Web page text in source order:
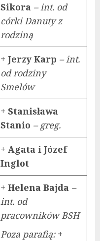
Sikora – int. od
córki Danuty z
rodziną
+ Jerzy Karp – int.
od rodziny
Smelów
+ Stanisława
Stanio – greg.
+ Agata i Józef
Inglot
+ Helena Bajda –
int. od
pracowników BSH
Poza parafią: +